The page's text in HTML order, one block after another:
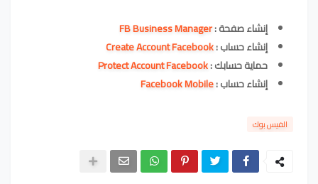
إنشاء صفحة :FB Business Manager
إنشاء حساب :Create Account Facebook
حماية حسابك :Protect Account Facebook
إنشاء حساب :Facebook Mobile
الفيس بوك